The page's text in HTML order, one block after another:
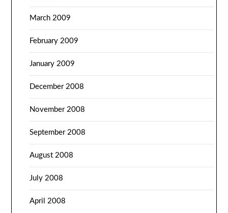
March 2009
February 2009
January 2009
December 2008
November 2008
September 2008
August 2008
July 2008
April 2008